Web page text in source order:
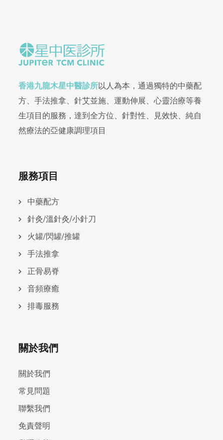
香港九龍木星中醫診所以人為本，通過獨特的中藥配
方、手法推拿、針艾並施、運動伸展、心靈治療等養
生項目的服務，達到全方位、針對性、見效快、純自
然療法的亞健康調理項目
服務項目
中藥配方
針灸/溫針灸/小針刀
火罐/閃罐/推罐
手法推拿
正骨易脊
⾳頻療癒
排毒服務
關於我們
關於我們
常見問題
聯繫我們
免責聲明